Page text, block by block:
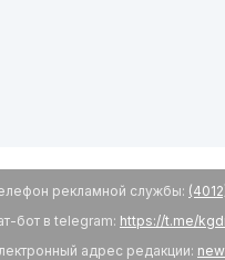
рекламной службы:
бот в telegram: https://t.me/
адрес редакции: